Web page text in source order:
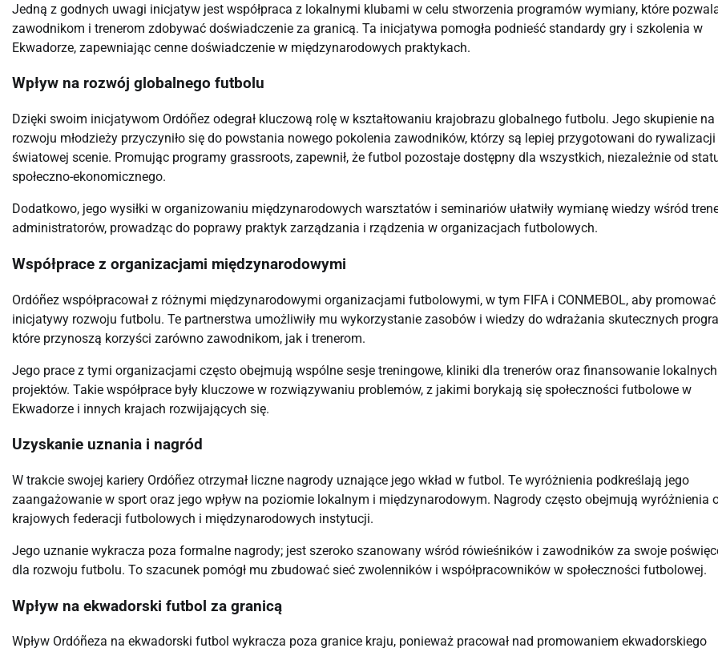
Jedną z godnych uwagi inicjatyw jest współpraca z lokalnymi klubami w celu stworzenia programów wymiany, które
zawodnikom i trenerom zdobywać doświadczenie za granicą. Ta inicjatywa pomogła podnieść standardy gry i szkolenia w
Ekwadorze, zapewniając cenne doświadczenie w międzynarodowych praktykach.
Wpływ na rozwój globalnego futbolu
Dzięki swoim inicjatywom Ordóñez odegrał kluczową rolę w kształtowaniu krajobrazu globalnego futbolu. Jego skupienie na
rozwoju młodzieży przyczyniło się do powstania nowego pokolenia zawodników, którzy są lepiej przygotowani do rywalizacji
światowej scenie. Promując programy grassroots, zapewnił, że futbol pozostaje dostępny dla wszystkich, niezależnie od
społeczno-ekonomicznego.
Dodatkowo, jego wysiłki w organizowaniu międzynarodowych warsztatów i seminariów ułatwiły wymianę wiedzy wśród
administratorów, prowadząc do poprawy praktyk zarządzania i rządzenia w organizacjach futbolowych.
Współprace z organizacjami międzynarodowymi
Ordóñez współpracował z różnymi międzynarodowymi organizacjami futbolowymi, w tym FIFA i CONMEBOL, aby promować
inicjatywy rozwoju futbolu. Te partnerstwa umożliwiły mu wykorzystanie zasobów i wiedzy do wdrażania skutecznych
które przynoszą korzyści zarówno zawodnikom, jak i trenerom.
Jego prace z tymi organizacjami często obejmują wspólne sesje treningowe, kliniki dla trenerów oraz finansowanie lokalnych
projektów. Takie współprace były kluczowe w rozwiązywaniu problemów, z jakimi borykają się społeczności futbolowe w
Ekwadorze i innych krajach rozwijających się.
Uzyskanie uznania i nagród
W trakcie swojej kariery Ordóñez otrzymał liczne nagrody uznające jego wkład w futbol. Te wyróżnienia podkreślają jego
zaangażowanie w sport oraz jego wpływ na poziomie lokalnym i międzynarodowym. Nagrody często obejmują wyróżnienia
krajowych federacji futbolowych i międzynarodowych instytucji.
Jego uznanie wykracza poza formalne nagrody; jest szeroko szanowany wśród rówieśników i zawodników za swoje
dla rozwoju futbolu. To szacunek pomógł mu zbudować sieć zwolenników i współpracowników w społeczności futbolowej.
Wpływ na ekwadorski futbol za granicą
Wpływ Ordóñeza na ekwadorski futbol wykracza poza granice kraju, ponieważ pracował nad promowaniem ekwadorskiego